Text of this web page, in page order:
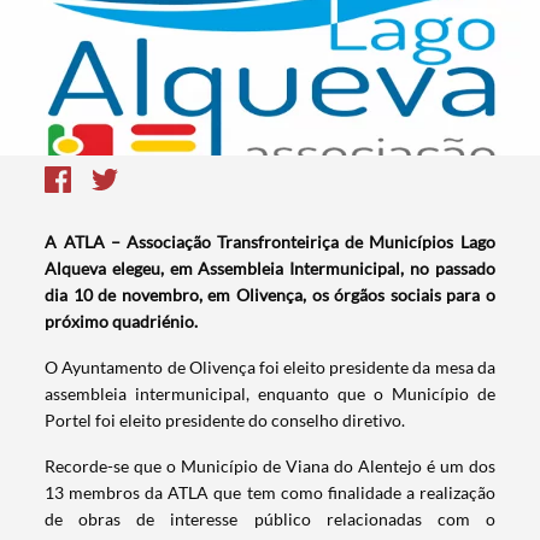
A ATLA – Associação Transfronteiriça de Municípios Lago
Alqueva elegeu, em Assembleia Intermunicipal, no passado
dia 10 de novembro, em Olivença, os órgãos sociais para o
próximo quadriénio.
O Ayuntamento de Olivença foi eleito presidente da mesa da
assembleia intermunicipal, enquanto que o Município de
Portel foi eleito presidente do conselho diretivo.
Recorde-se que o Município de Viana do Alentejo é um dos
13 membros da ATLA que tem como finalidade a realização
de obras de interesse público relacionadas com o